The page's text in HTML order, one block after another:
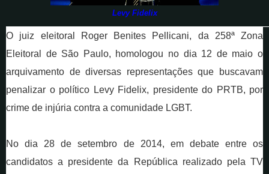
Levy Fidelix
O juiz eleitoral Roger Benites Pellicani, da 258ª Zona
Eleitoral de São Paulo, homologou no dia 12 de maio o
arquivamento de diversas representações que buscavam
penalizar o político Levy Fidelix, presidente do PRTB, por
crime de injúria contra a comunidade LGBT.
No dia 28 de setembro de 2014, em debate entre os
candidatos a presidente da República realizado pela TV